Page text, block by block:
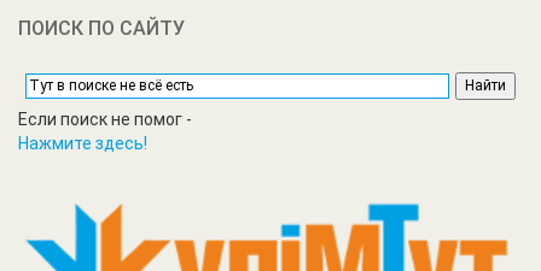
ПОИСК ПО САЙТУ
Если поиск не помог -
Нажмите здесь!